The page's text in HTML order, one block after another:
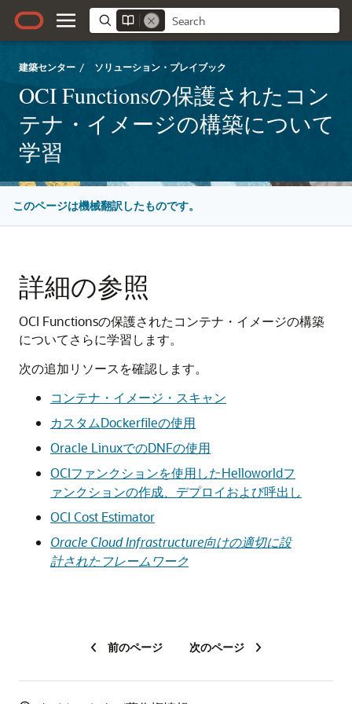
建築センター / ソリューション・プレイブック
OCI Functionsの保護されたコン
テナ・イメージの構築について
学習
このページは機械翻訳したものです。
詳細の参照
OCI Functionsの保護されたコンテナ・イメージの構築
についてさらに学習します。
次の追加リソースを確認します。
コンテナ・イメージ・スキャン
カスタムDockerfileの使用
Oracle LinuxでのDNFの使用
OCIファンクションを使用したHelloworldフ
ァンクションの作成、デプロイおよび呼出し
OCI Cost Estimator
Oracle Cloud Infrastructure向けの適切に設
計されたフレームワーク
前のページ 次のページ